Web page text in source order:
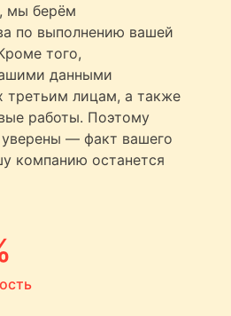
мы берём
по выполнению вашей
того,
данными
третьим лицам, а также
работы. Поэтому
— факт вашего
компанию останется